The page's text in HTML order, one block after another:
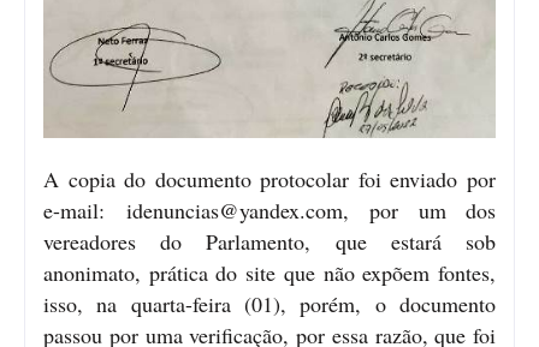
A copia do documento protocolar foi enviado por
e-mail: idenuncias@yandex.com, por um dos
vereadores do Parlamento, que estará sob
anonimato, prática do site que não expõem fontes,
isso, na quarta-feira (01), porém, o documento
passou por uma verificação, por essa razão, que foi